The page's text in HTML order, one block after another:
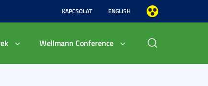
KAPCSOLAT ENGLISH
Wellmann Conference